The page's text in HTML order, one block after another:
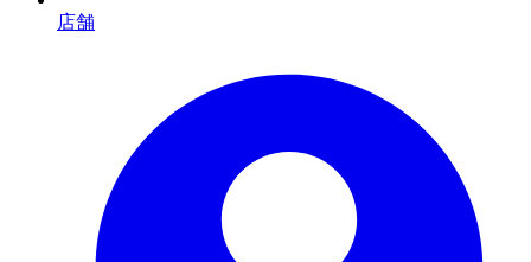
店舗